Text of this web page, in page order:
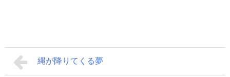
縄が降りてくる夢